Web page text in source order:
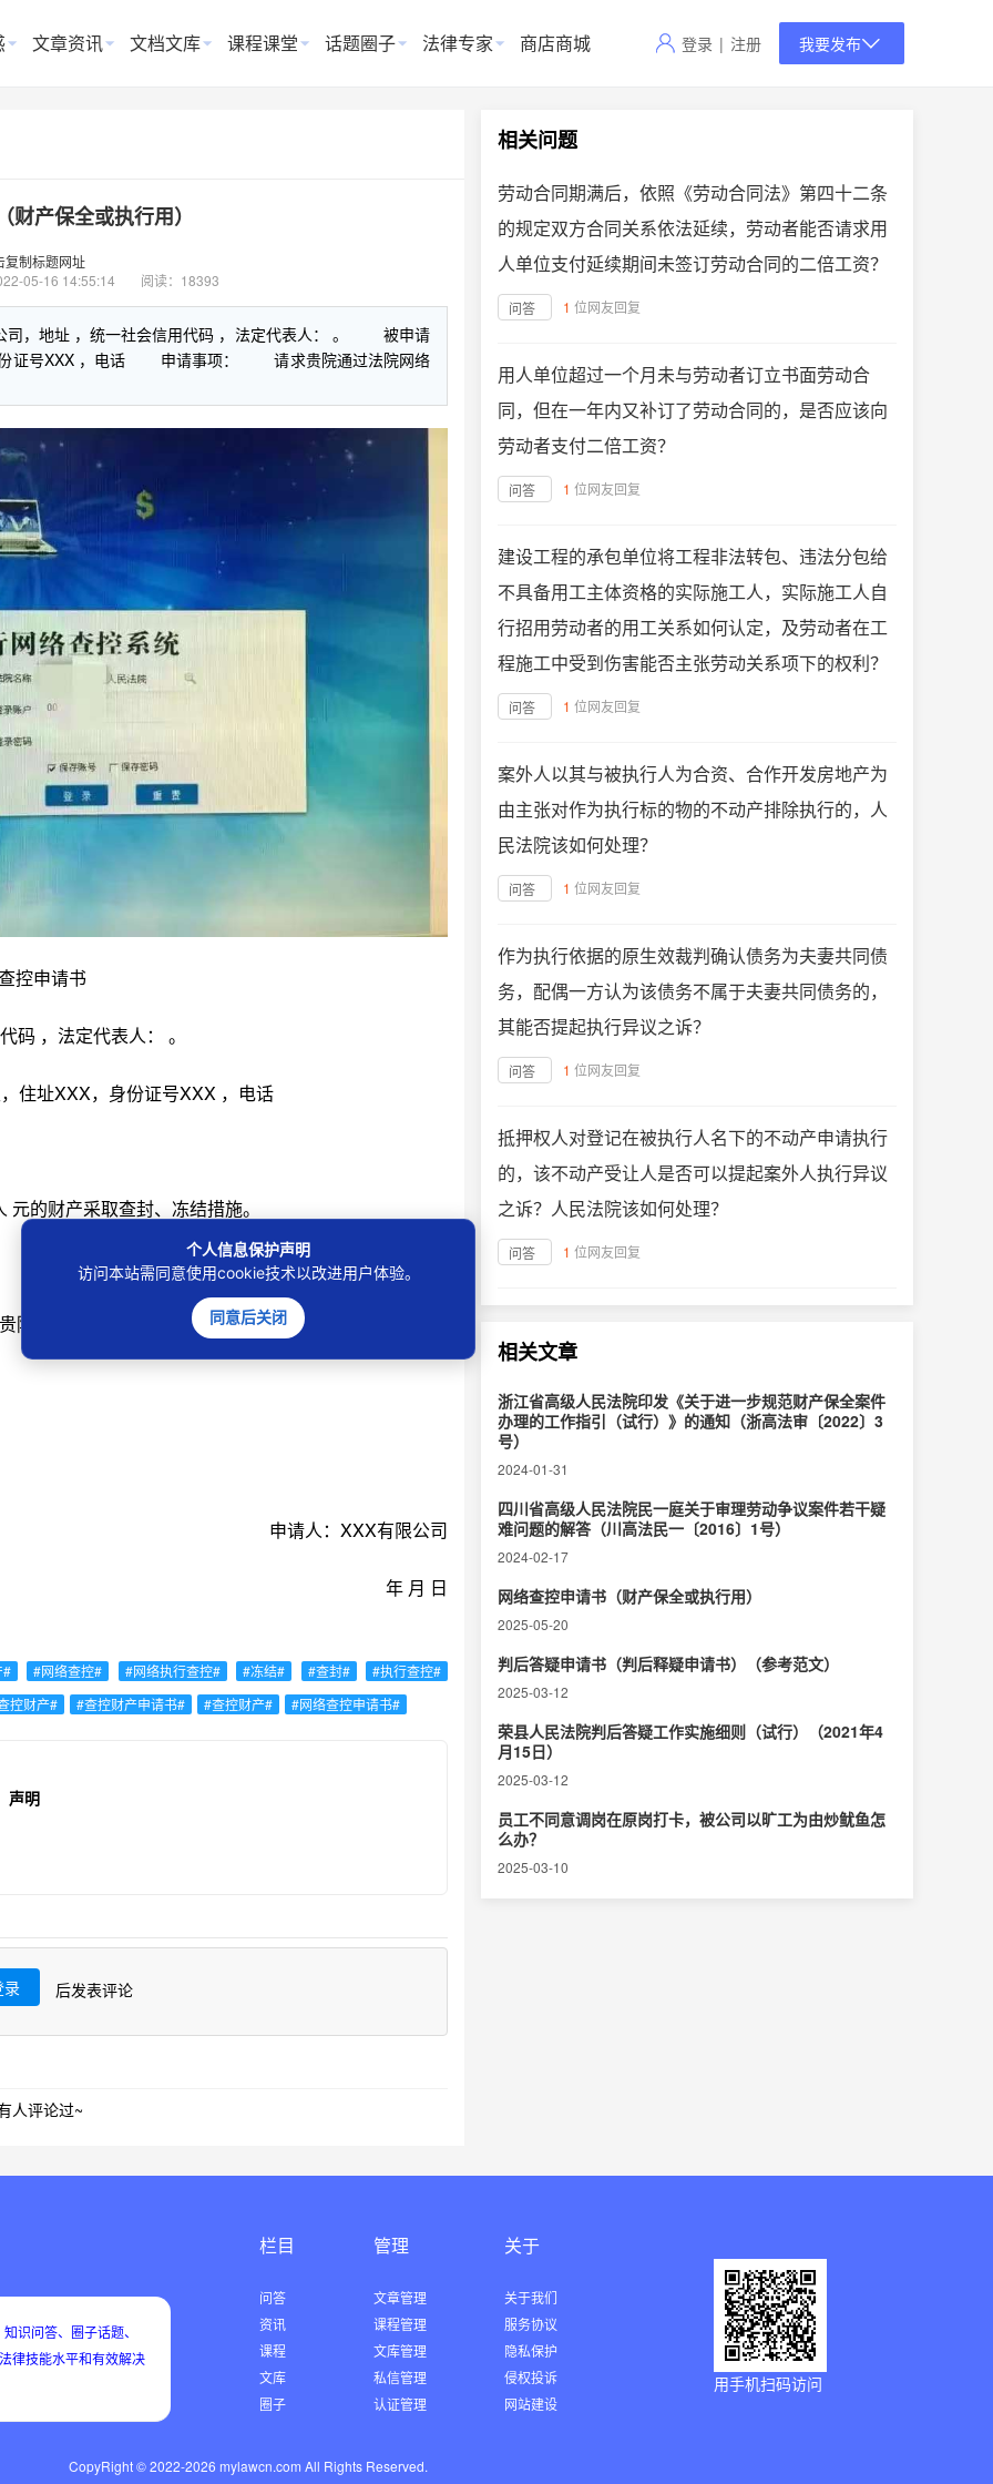
文章资讯 文档文库 课程课堂 话题圈子 法律专家 商店商城 登录 | 注册 我要发布
产保全或执行用）
复制标题网址
05-16 14:55:14
阅读：18393
，地址 ，统一社会信用代码 ，法定代表人： 。 被申请
份证号XXX ，电话 申请事项： 请求贵院通过法院网络
控申请书
码 ，法定代表人： 。
住址XXX，身份证号XXX ，电话
的财产采取查封、冻结措施。
请诉讼保全，现申请人申请贵院使用全国法院网络
申请人：XXX有限公司
年 月 日
# #网络查控# #网络执行查控# #冻结# #查封#
#执行查控#
控财产#
#查控财产申请书# #查控财产# #网络查控申请书#
声明
录 后发表评论
人评论过~
相关问题
劳动合同期满后，依照《劳动合同法》第四十二条
的规定双方合同关系依法延续，劳动者能否请求用
人单位支付延续期间未签订劳动合同的二倍工资？
问答 1 位网友回复
用人单位超过一个月未与劳动者订立书面劳动合
同，但在一年内又补订了劳动合同的，是否应该向
劳动者支付二倍工资？
问答 1 位网友回复
建设工程的承包单位将工程非法转包、违法分包给
不具备用工主体资格的实际施工人，实际施工人自
行招用劳动者的用工关系如何认定，及劳动者在工
程施工中受到伤害能否主张劳动关系项下的权利？
问答 1 位网友回复
案外人以其与被执行人为合资、合作开发房地产为
由主张对作为执行标的物的不动产排除执行的，人
民法院该如何处理？
问答 1 位网友回复
作为执行依据的原生效裁判确认债务为夫妻共同债
务，配偶一方认为该债务不属于夫妻共同债务的，
其能否提起执行异议之诉？
问答 1 位网友回复
抵押权人对登记在被执行人名下的不动产申请执行
的，该不动产受让人是否可以提起案外人执行异议
之诉？人民法院该如何处理？
问答 1 位网友回复
相关文章
浙江省高级人民法院印发《关于进一步规范财产保全案件
办理的工作指引（试行）》的通知（浙高法审〔2022〕3
号）
2024-01-31
四川省高级人民法院民一庭关于审理劳动争议案件若干疑
难问题的解答（川高法民一〔2016〕1号）
2024-02-17
网络查控申请书（财产保全或执行用）
2025-05-20
判后答疑申请书（判后释疑申请书）（参考范文）
2025-03-12
荣县人民法院判后答疑工作实施细则（试行）（2021年4
月15日）
2025-03-12
员工不同意调岗在原岗打卡，被公司以旷工为由炒鱿鱼怎
么办？
2025-03-10
问答、圈子话题、
律技能水平和有效解决
栏目
问答
资讯
课程
文库
圈子
管理
文章管理
课程管理
文库管理
私信管理
认证管理
关于
关于我们
服务协议
隐私保护
侵权投诉
网站建设
用手机扫码访问
CopyRight © 2022-2026 mylawcn.com All Rights Reserved.
个人信息保护声明
访问本站需同意使用cookie技术以改进用户体验。
同意后关闭